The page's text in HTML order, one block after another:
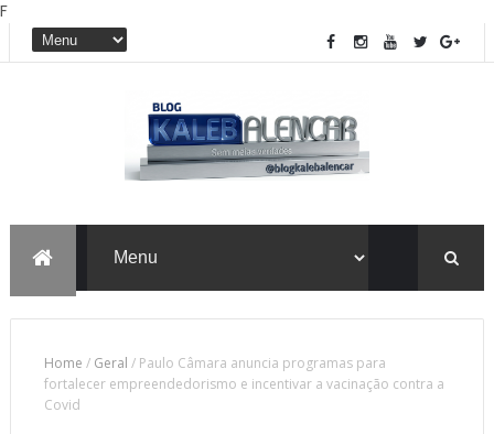
F
Home / Geral / Paulo Câmara anuncia programas para
fortalecer empreendedorismo e incentivar a vacinação contra a
Covid